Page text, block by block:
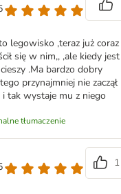
legowisko ,teraz już coraz
się w nim,, ,ale kiedy jest
.Ma bardzo dobry
przynajmniej nie zaczął
i tak wystaje mu z niego
tłumaczenie
1